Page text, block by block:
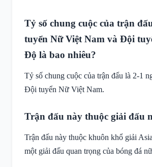
Tỷ số chung cuộc của trận
tuyển Nữ Việt Nam và Đội
Độ là bao nhiêu?
Tỷ số chung cuộc của trận đấu là 2-1
Đội tuyển Nữ Việt Nam.
Trận đấu này thuộc giải đấu
Trận đấu này thuộc khuôn khổ giải
một giải đấu quan trọng của bóng đá